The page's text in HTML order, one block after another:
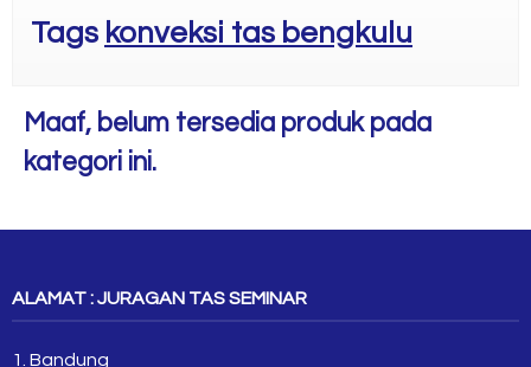
Tags konveksi tas bengkulu
Maaf, belum tersedia produk pada
kategori ini.
ALAMAT : JURAGAN TAS SEMINAR
1. Bandung